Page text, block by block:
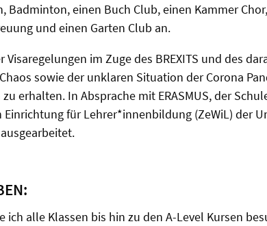
Badminton, einen Buch Club, einen Kammer
und einen Garten Club an.
Visaregelungen im Zuge des BREXITS und des
sowie der unklaren Situation der Corona
erhalten. In Absprache mit ERASMUS, der
für Lehrer*innenbildung (ZeWiL) der
ich alle Klassen bis hin zu den A-Level Kursen